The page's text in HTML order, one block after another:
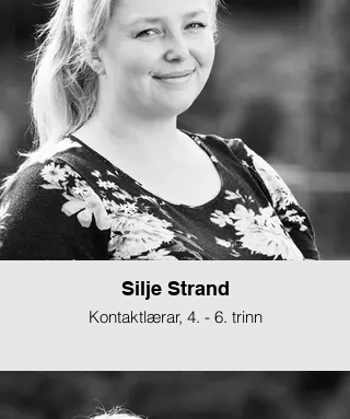
Silje Strand
Kontaktlærar, 4. - 6. trinn